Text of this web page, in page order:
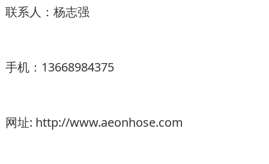
联系人：杨志强
手机：13668984375
网址: http://www.aeonhose.com